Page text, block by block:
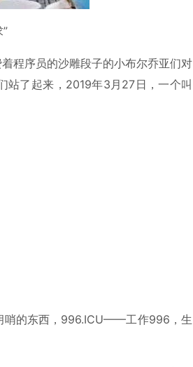
程序员的沙雕段子的小布尔乔亚们对
站了起来，2019年3月27日，一个叫
哨的东西，996.ICU——工作996，生